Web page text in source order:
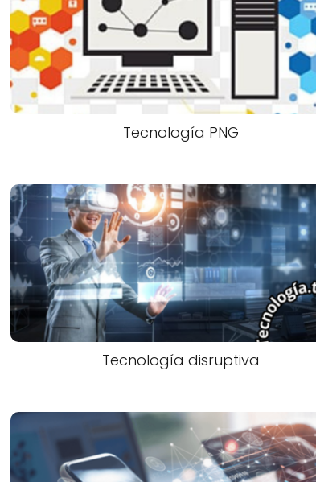
Tecnología PNG
Tecnología disruptiva